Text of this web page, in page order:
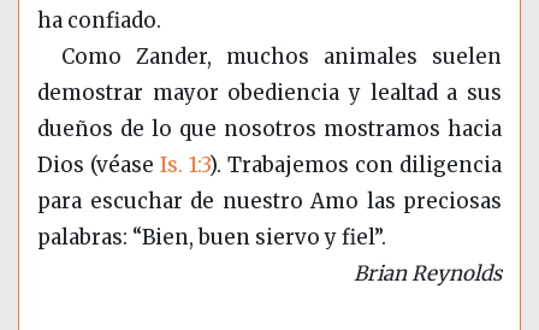
ha confiado.
Como Zander, muchos animales suelen
demostrar mayor obediencia y lealtad a sus
dueños de lo que nosotros mostramos hacia
Dios (véase Is. 1:3). Trabajemos con diligencia
para escuchar de nuestro Amo las preciosas
palabras: “Bien, buen siervo y fiel”.
Brian Reynolds